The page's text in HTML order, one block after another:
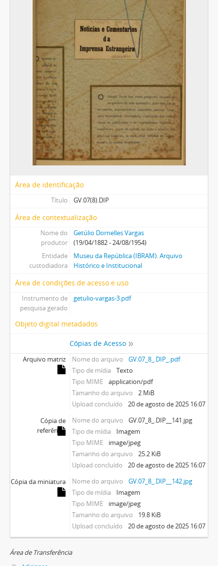
Área de identificação
Título GV.07(8).DIP
Área de contextualização
Nome do
produtor
Getúlio Dornelles Vargas
(19/04/1882 - 24/08/1954)
Entidade
custodiadora
Museu da República (IBRAM). Arquivo
Histórico e Institucional
Área de condições de acesso e uso
Instrumento de
pesquisa gerado
getulio-vargas-3.pdf
Objeto digital metadados
Cópias de Acesso
Arquivo matriz Nome do arquivo
GV.07_8_.DIP_.pdf
Tipo de mídia
Texto
Tipo MIME
application/pdf
Tamanho do arquivo
2 MiB
Upload concluído
20 de agosto de 2025 16:07
Cópia de
referência
Nome do arquivo
GV.07_8_.DIP__141.jpg
Tipo de mídia
Imagem
Tipo MIME
image/jpeg
Tamanho do arquivo
25.2 KiB
Upload concluído
20 de agosto de 2025 16:07
Cópia da miniatura
Nome do arquivo
GV.07_8_.DIP__142.jpg
Tipo de mídia
Imagem
Tipo MIME
image/jpeg
Tamanho do arquivo
19.8 KiB
Upload concluído
20 de agosto de 2025 16:07
Área de Transferência